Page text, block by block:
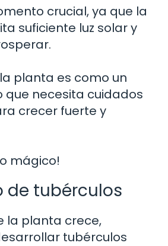
crucial, ya que la
suficiente luz solar y
planta es como un
que necesita cuidados
crecer fuerte y
mágico!
de tubérculos
la planta crece,
tubérculos